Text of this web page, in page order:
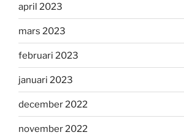
april 2023
mars 2023
februari 2023
januari 2023
december 2022
november 2022